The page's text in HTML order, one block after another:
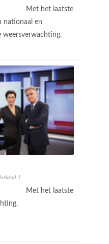
Met het laatste
nationaal en
weersverwachting.
1
Met het laatste